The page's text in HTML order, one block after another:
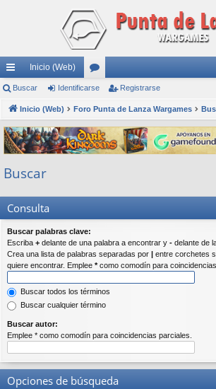
nl
ac
es
rá
pi
do
Inicio (Web)
or
os
Buscar Identificarse Registrarse
Inicio (Web) Foro Punta de Lanza Wargames
Buscar
Consulta
Buscar palabras clave:
Escriba + delante de una palabra a encontrar y - delante de
Crea una lista de palabras separadas por
entre corchetes
quiere encontrar. Emplee *como comodín para coincidencias
Buscar todos los términos
Buscar cualquier término
Buscar autor:
Emplee * como comodín para coincidencias parciales.
Opciones de búsqueda